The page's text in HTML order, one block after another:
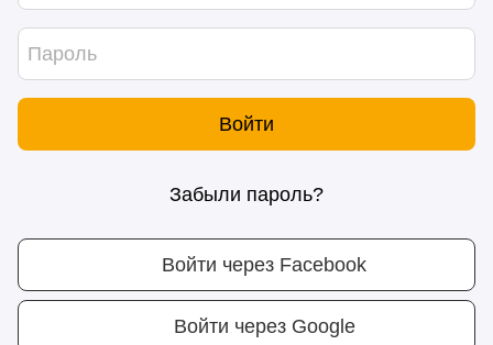
Войти
Забыли пароль?
Войти через Facebook
Войти через Google